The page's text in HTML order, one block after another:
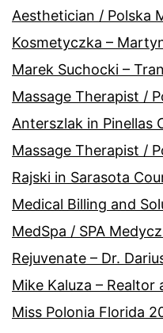
Aesthetician / Polska
Kosmetyczka –
Marek Suchocki –
Massage Therapist /
Anterszlak in Pinellas
Massage Therapist /
Rajski in Sarasota
Medical Billing and
MedSpa / SPA
Rejuvenate – Dr.
Mike Kaluza – Realtor
Miss Polonia Florida